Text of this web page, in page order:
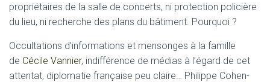
propriétaires de la salle de concerts, ni protection policière
du lieu, ni recherche des plans du bâtiment. Pourquoi ?
Occultations d’informations et mensonges à la famille
de Cécile Vannier, indifférence de médias à l’égard de cet
attentat, diplomatie française peu claire… Philippe Cohen-